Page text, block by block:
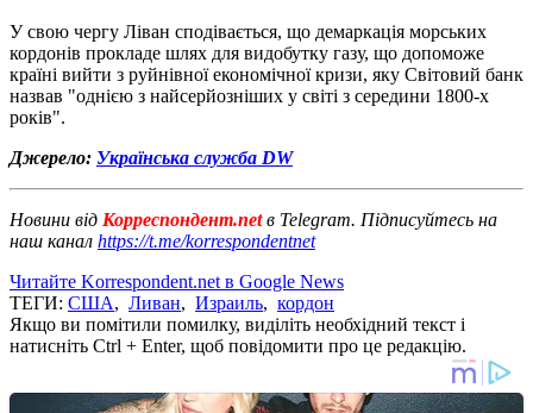
У свою чергу Ліван сподівається, що демаркація морських
кордонів прокладе шлях для видобутку газу, що допоможе
країні вийти з руйнівної економічної кризи, яку Світовий банк
назвав "однією з найсерйозніших у світі з середини 1800-х
років".
Джерело: Українська служба DW
Новини від Корреспондент.netв Telegram. Підписуйтесь на
наш канал https://t.me/korrespondentnet
Читайте Korrespondent.net в Google News
ТЕГИ: США, Ливан, Израиль, кордон
Якщо ви помітили помилку, виділіть необхідний текст і
натисніть Ctrl + Enter, щоб повідомити про це редакцію.